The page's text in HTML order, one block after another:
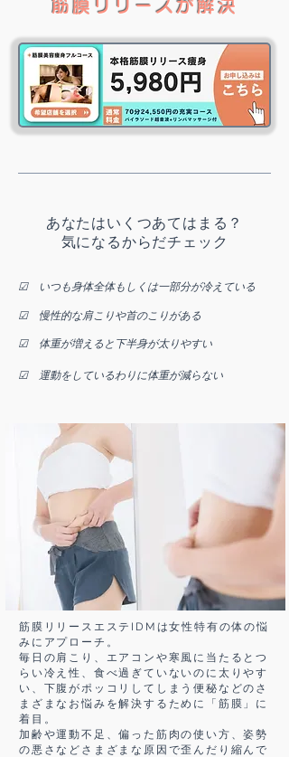
筋膜リリースが解決
あなたはいくつあてはまる？
気になるからだチェック
☑ いつも身体全体もしくは一部分が冷えている
☑ 慢性的な肩こりや首のこりがある
☑ 体重が増えると下半身が太りやすい
☑ 運動をしているわりに体重が減らない
筋膜リリースエステIDMは女性特有の体の悩
みにアプローチ。
毎日の肩こり、エアコンや寒風に当たるとつ
らい冷え性、食べ過ぎていないのに太りやす
い、下腹がポッコリしてしまう便秘などのさ
まざまなお悩みを解決するために「筋膜」に
着目。
加齢や運動不足、偏った筋肉の使い方、姿勢
の悪さなどさまざまな原因で歪んだり縮んで